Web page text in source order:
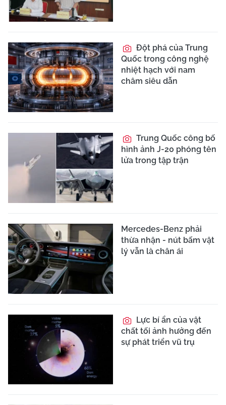
Đột phá của Trung
Quốc trong công nghệ
nhiệt hạch với nam
châm siêu dẫn
Trung Quốc công bố
hình ảnh J-20 phóng tên
lửa trong tập trận
Mercedes-Benz phải
thừa nhận - nút bấm vật
lý vẫn là chân ái
Lực bí ẩn của vật
chất tối ảnh hưởng đến
sự phát triển vũ trụ